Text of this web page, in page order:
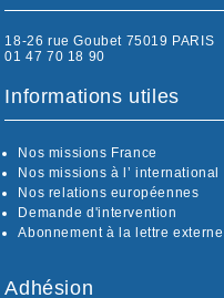
18-26 rue Goubet 75019 PARIS
01 47 70 18 90
Informations utiles
Nos missions France
Nos missions à l’ international
Nos relations européennes
Demande d'intervention
Abonnement à la lettre externe
Adhésion